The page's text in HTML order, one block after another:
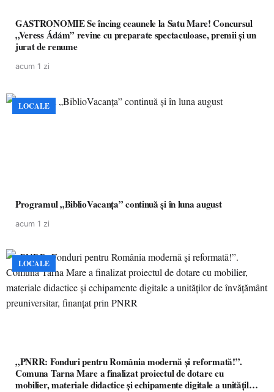
GASTRONOMIE Se încing ceaunele la Satu Mare! Concursul
„Veress Ádám” revine cu preparate spectaculoase, premii și un
jurat de renume
acum 1 zi
LOCALE
Programul „BiblioVacanța” continuă și în luna august
acum 1 zi
LOCALE
„PNRR: Fonduri pentru România modernă și reformată!”.
Comuna Tarna Mare a finalizat proiectul de dotare cu
mobilier, materiale didactice și echipamente digitale a unităților